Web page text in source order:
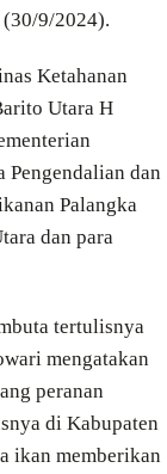
(30/9/2024).
Ketahanan
Utara H
Pengendalian dan
Palangka
dan para
tertulisnya
mengatakan
peranan
di Kabupaten
ikan memberikan